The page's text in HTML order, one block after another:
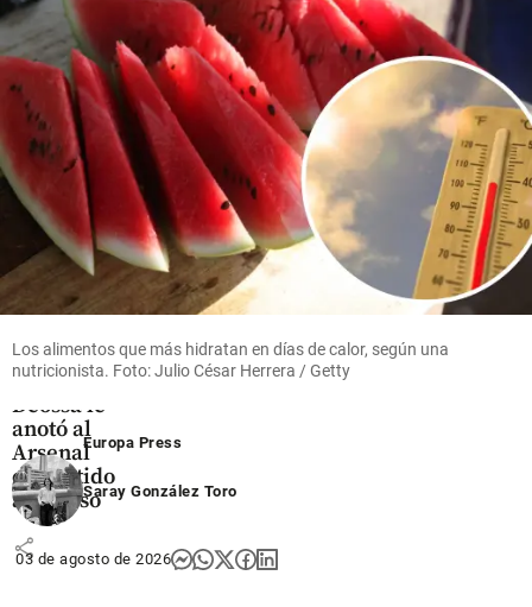
Oriente
antioqueño
share
Fútbol
Video |
Con un
zurdazo
al ángulo,
Nelson
Deossa le
anotó al
Arsenal
en partido
amistoso
share
Los alimentos que más hidratan en días de calor, según una
nutricionista. Foto: Julio César Herrera / Getty
Europa Press
Saray González Toro
03 de agosto de 2026